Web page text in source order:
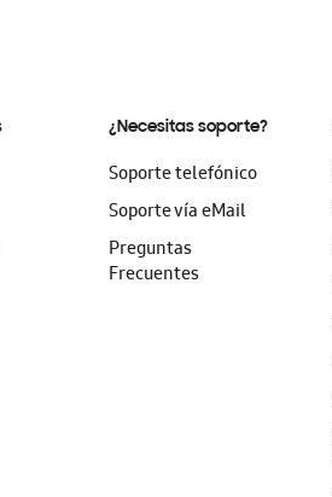
¿Necesitas soporte?
Soporte telefónico
Soporte vía eMail
Preguntas
Frecuentes